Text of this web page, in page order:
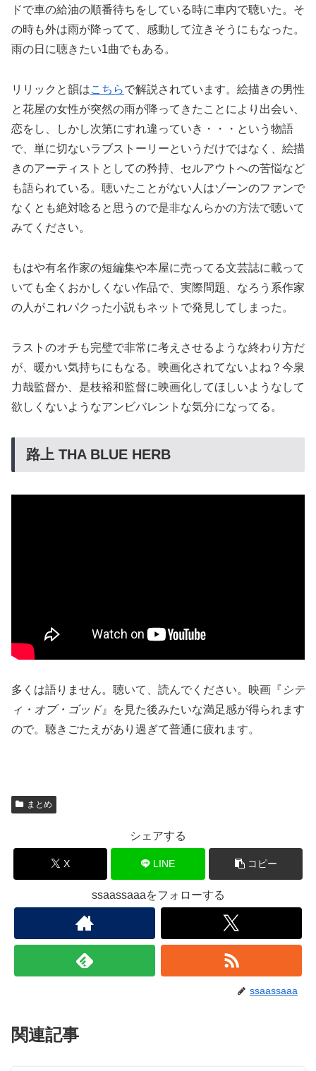
ドで車の給油の順番待ちをしている時に車内で聴いた。そ
の時も外は雨が降ってて、感動して泣きそうにもなった。
雨の日に聴きたい1曲でもある。
リリックと韻はこちらで解説されています。絵描きの男性
と花屋の女性が突然の雨が降ってきたことにより出会い、
恋をし、しかし次第にすれ違っていき・・・という物語
で、単に切ないラブストーリーというだけではなく、絵描
きのアーティストとしての矜持、セルアウトへの苦悩など
も語られている。聴いたことがない人はゾーンのファンで
なくとも絶対唸ると思うので是非なんらかの方法で聴いて
みてください。
もはや有名作家の短編集や本屋に売ってる文芸誌に載って
いても全くおかしくない作品で、実際問題、なろう系作家
の人がこれパクった小説もネットで発見してしまった。
ラストのオチも完璧で非常に考えさせるような終わり方だ
が、暖かい気持ちにもなる。映画化されてないよね？今泉
力哉監督か、是枝裕和監督に映画化してほしいようなして
欲しくないようなアンビバレントな気分になってる。
路上 THA BLUE HERB
多くは語りません。聴いて、読んでください。映画『 シテ
ィ・オブ・ゴッド』を見た後みたいな満足感が得られます
ので。聴きごたえがあり過ぎて普通に疲れます。
まとめ
シェアする
X LINE コピー
ssaassaaaをフォローする
ssaassaaa
関連記事